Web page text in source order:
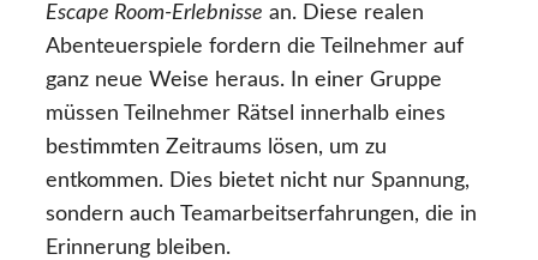
Escape Room-Erlebnisse an. Diese realen
Abenteuerspiele fordern die Teilnehmer auf
ganz neue Weise heraus. In einer Gruppe
müssen Teilnehmer Rätsel innerhalb eines
bestimmten Zeitraums lösen, um zu
entkommen. Dies bietet nicht nur Spannung,
sondern auch Teamarbeitserfahrungen, die in
Erinnerung bleiben.